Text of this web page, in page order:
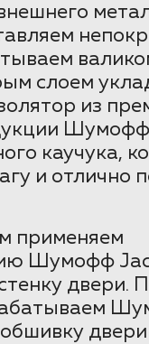
слоем
из
каучука,
и отлично
применяем
Шумофф
двери.
двери